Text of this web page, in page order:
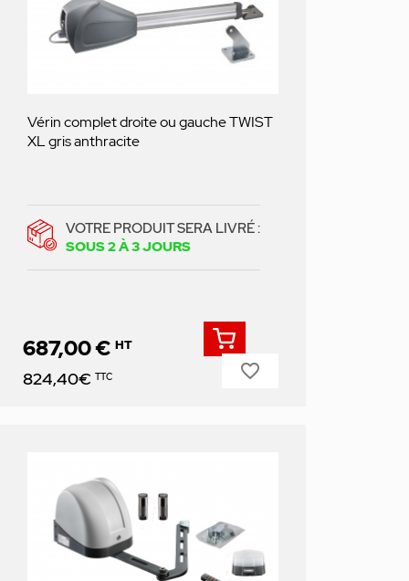
Vérin complet droite ou gauche TWIST
XL gris anthracite
VOTRE PRODUIT SERA LIVRÉ :
SOUS 2 À 3 JOURS
Prix
687,00 € HT
824,40€ TTC favorite_border